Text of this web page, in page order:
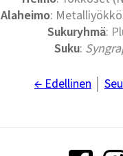
Alaheimo:
Sukuryhmä:
Suku:
← Edellinen